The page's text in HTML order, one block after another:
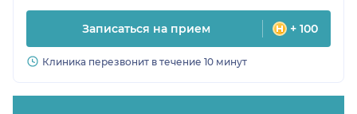
Записаться на прием + 100
Клиника перезвонит в течение 10 минут